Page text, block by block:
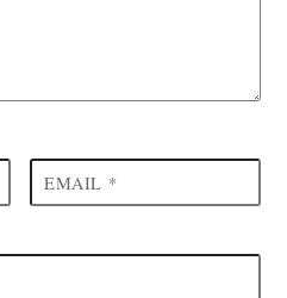
EMAIL *